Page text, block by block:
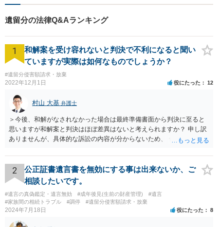
遺留分の法律Q&Aランキング
1
和解案を受け容れないと判決で不利になると聞い
ていますが実際は如何なものでしょうか？
#遺留分侵害額請求・放棄
2022年12月1日 役にたった 12
村山 大基 弁護士
＞今後、和解がなされなかった場合は最終準備書面から判決に至ると
思いますが和解案と判決はほぼ差異はないと考えられますか？ 申し訳
ありませんが、具体的な訴訟の内容が分からないため、 何とも回答が
わかっている代理人弁護士に聞くか、 訴訟資料を持って面談相談に行
ってみましょう。 その上で、一般論として回答するなら、和解案と判
決は（ケースによって程度の差はあっても）食い違うことが多いで
す。 金額は適当ですが、例えば判決で１００万円支払え、という結論
になりそうな場合、 そのまま１００万円を和解案として提示しても、
判決と変わらないなら払う側としてはあまり和解に応じようという気
2
公正証書遺言書を無効にする事は出来ないか、ご
相談したいです。
#遺言の真偽鑑定・遺言無効 #成年後見(生前の財産管理)
#遺言
#家族間の相続トラブル
#調停 #遺留分侵害額請求・放棄
2024年7月18日 役にたった 8